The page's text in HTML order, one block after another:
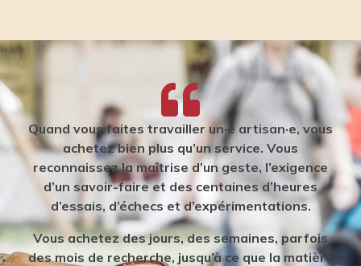
Quand vous faites travailler un·e artisan·e, vous
achetez bien plus qu’un service. Vous
reconnaissez la maîtrise d’un geste, l’exigence
d’un savoir-faire et des centaines d’heures
d’essais, d’échecs et d’expérimentations.
Vous achetez des jours, des semaines, parfois
des mois de recherche, jusqu’à ce que la matière